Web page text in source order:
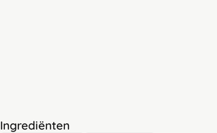
Ingrediënten